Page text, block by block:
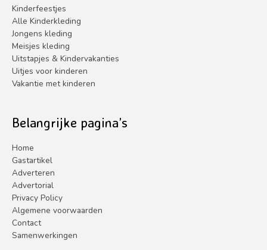
Kinderfeestjes
Alle Kinderkleding
Jongens kleding
Meisjes kleding
Uitstapjes & Kindervakanties
Uitjes voor kinderen
Vakantie met kinderen
Belangrijke pagina’s
Home
Gastartikel
Adverteren
Advertorial
Privacy Policy
Algemene voorwaarden
Contact
Samenwerkingen